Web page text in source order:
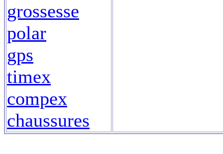
grossesse
polar
gps
timex
compex
chaussures